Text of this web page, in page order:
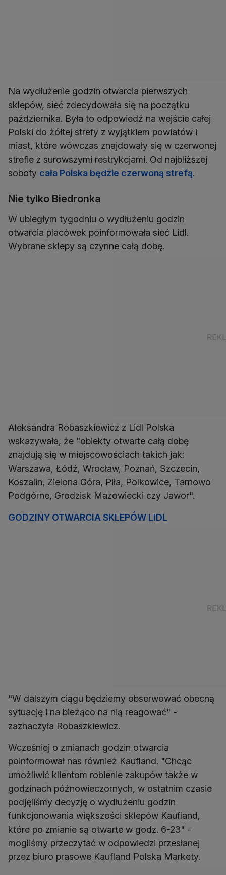
Na wydłużenie godzin otwarcia pierwszych
sklepów, sieć zdecydowała się na początku
października. Była to odpowiedź na wejście całej
Polski do żółtej strefy z wyjątkiem powiatów i
miast, które wówczas znajdowały się w czerwonej
strefie z surowszymi restrykcjami. Od najbliższej
soboty cała Polska będzie czerwoną strefą.
Nie tylko Biedronka
W ubiegłym tygodniu o wydłużeniu godzin
otwarcia placówek poinformowała sieć Lidl.
Wybrane sklepy są czynne całą dobę.
Aleksandra Robaszkiewicz z Lidl Polska
wskazywała, że "obiekty otwarte całą dobę
znajdują się w miejscowościach takich jak:
Warszawa, Łódź, Wrocław, Poznań, Szczecin,
Koszalin, Zielona Góra, Piła, Polkowice, Tarnowo
Podgórne, Grodzisk Mazowiecki czy Jawor".
GODZINY OTWARCIA SKLEPÓW LIDL
"W dalszym ciągu będziemy obserwować obecną
sytuację i na bieżąco na nią reagować" -
zaznaczyła Robaszkiewicz.
Wcześniej o zmianach godzin otwarcia
poinformował nas również Kaufland. "Chcąc
umożliwić klientom robienie zakupów także w
godzinach późnowieczornych, w ostatnim czasie
podjęliśmy decyzję o wydłużeniu godzin
funkcjonowania większości sklepów Kaufland,
które po zmianie są otwarte w godz. 6-23" -
mogliśmy przeczytać w odpowiedzi przesłanej
przez biuro prasowe Kaufland Polska Markety.